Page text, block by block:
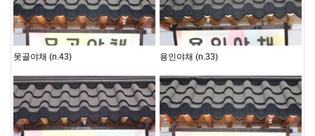
못골지기
못골야채 (n.43) 못골지기
용인야채 (n.33)